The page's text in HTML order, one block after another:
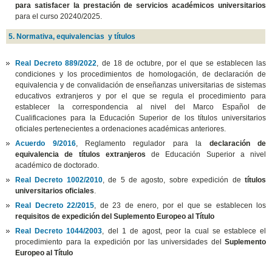
para satisfacer la prestación de servicios académicos universitarios
para el curso 20240/2025.
5. Normativa, equivalencias y títulos
Real Decreto 889/2022, de 18 de octubre, por el que se establecen las
condiciones y los procedimientos de homologación, de declaración de
equivalencia y de convalidación de enseñanzas universitarias de sistemas
educativos extranjeros y por el que se regula el procedimiento para
establecer la correspondencia al nivel del Marco Español de
Cualificaciones para la Educación Superior de los títulos universitarios
oficiales pertenecientes a ordenaciones académicas anteriores.
Acuerdo 9/2016, Reglamento regulador para la declaración de
equivalencia de títulos extranjeros de Educación Superior a nivel
académico de doctorado.
Real Decreto 1002/2010, de 5 de agosto, sobre expedición detítulos
universitarios oficiales.
Real Decreto 22/2015, de 23 de enero, por el que se establecen los
requisitos de expedición del Suplemento Europeo al Título
Real Decreto 1044/2003, del 1 de agost, peor la cual se establece el
procedimiento para la expedición por las universidades delSuplemento
Europeo al Título